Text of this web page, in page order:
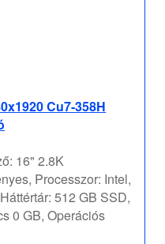
Cu7-358H
16" 2.8K
Processzor: Intel,
512 GB SSD,
0 GB, Operációs